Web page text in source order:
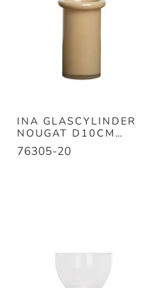
INA GLASCYLINDER
NOUGAT D10CM
H20CM
76305-20